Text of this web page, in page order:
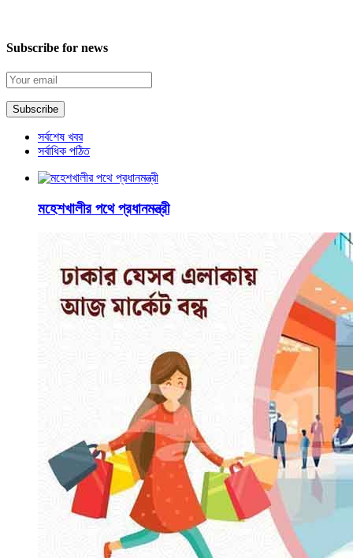
Subscribe for news
সর্বশেষ খবর
সর্বাধিক পঠিত
মহেশখালীর পথে প্রধানমন্ত্রী